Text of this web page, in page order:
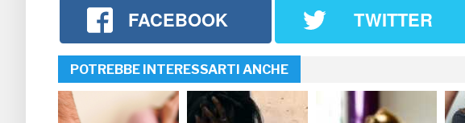
FACEBOOK TWITTER
POTREBBE INTERESSARTI ANCHE